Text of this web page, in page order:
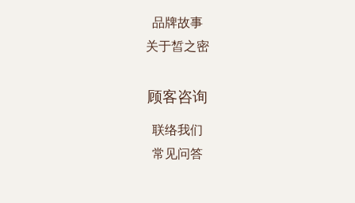
品牌故事
关于皙之密
顾客咨询
联络我们
常见问答